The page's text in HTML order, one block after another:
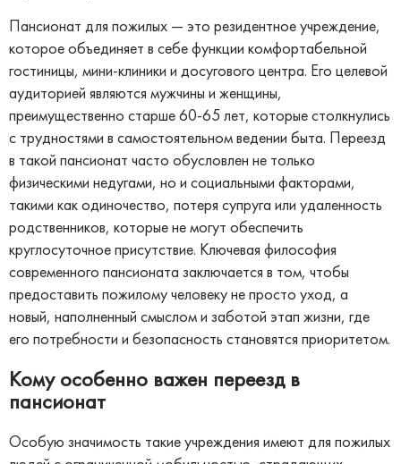
Пансионат для пожилых — это резидентное учреждение,
которое объединяет в себе функции комфортабельной
гостиницы, мини-клиники и досугового центра. Его целевой
аудиторией являются мужчины и женщины,
преимущественно старше 60-65 лет, которые столкнулись
с трудностями в самостоятельном ведении быта. Переезд
в такой пансионат часто обусловлен не только
физическими недугами, но и социальными факторами,
такими как одиночество, потеря супруга или удаленность
родственников, которые не могут обеспечить
круглосуточное присутствие. Ключевая философия
современного пансионата заключается в том, чтобы
предоставить пожилому человеку не просто уход, а
новый, наполненный смыслом и заботой этап жизни, где
его потребности и безопасность становятся приоритетом.
Кому особенно важен переезд в
пансионат
Особую значимость такие учреждения имеют для пожилых